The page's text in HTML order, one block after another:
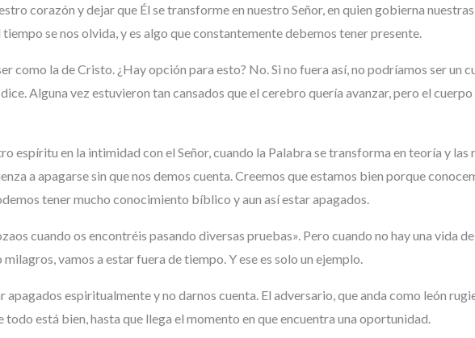
corazón y dejar que Él se transforme en nuestro Señor, en quien gobierna
se nos olvida, y es algo que constantemente debemos tener presente.
como la de Cristo. ¿Hay opción para esto? No. Si no fuera así, no podríamos ser un
Alguna vez estuvieron tan cansados que el cerebro quería avanzar, pero el
espíritu en la intimidad con el Señor, cuando la Palabra se transforma en teoría y las
a apagarse sin que nos demos cuenta. Creemos que estamos bien porque
tener mucho conocimiento bíblico y aun así estar apagados.
cuando os encontréis pasando diversas pruebas». Pero cuando no hay una vida
vamos a estar fuera de tiempo. Y ese es solo un ejemplo.
apagados espiritualmente y no darnos cuenta. El adversario, que anda como león
está bien, hasta que llega el momento en que encuentra una oportunidad.